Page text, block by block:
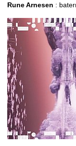
Rune Arnesen :